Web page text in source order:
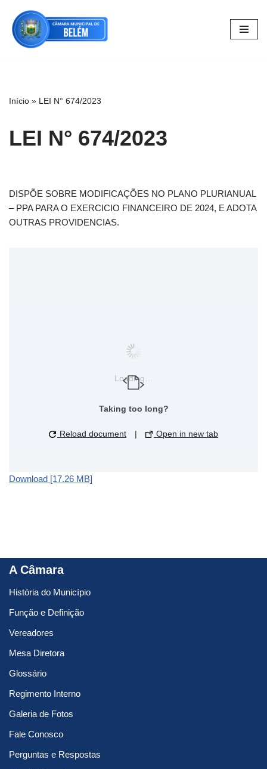
Pular
para
Início » LEI N° 674/2023
LEI N° 674/2023
DISPÕE SOBRE MODIFICAÇÕES NO PLANO PLURIANUAL
– PPA PARA O EXERCICIO FINANCEIRO DE 2024, E ADOTA
OUTRAS PROVIDENCIAS.
Loading…
Taking too long?
Reload document | Open in new tab
Download [17.26 MB]
A Câmara
História do Município
Função e Definição
Vereadores
Mesa Diretora
Glossário
Regimento Interno
Galeria de Fotos
Fale Conosco
Perguntas e Respostas